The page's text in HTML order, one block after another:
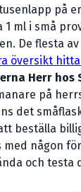
på
1 ml i små
De flesta
översikt
Herr hos
på
det
beställa
med någon
och testa